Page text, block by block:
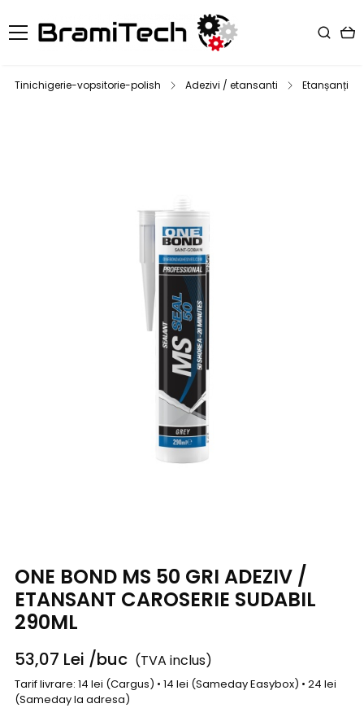
Tinichigerie-vopsitorie-polish Adezivi / etansanti Etanșanți
ONE BOND MS 50 GRI ADEZIV /
ETANSANT CAROSERIE SUDABIL
290ML
53,07 Lei /buc (TVA inclus)
Tarif livrare: 14 lei (Cargus) • 14 lei (Sameday Easybox) • 24 lei
(Sameday la adresa)